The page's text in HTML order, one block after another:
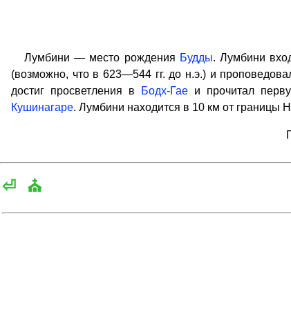
Лумбини — место рождения Будды. Лумбини
(возможно, что в 623—544 гг. до н.э.) и
достиг просветления в
Бодх-Гаеи прочитал
Кушинагаре. Лумбини находится в 10 км от границы
⏎ ⛪